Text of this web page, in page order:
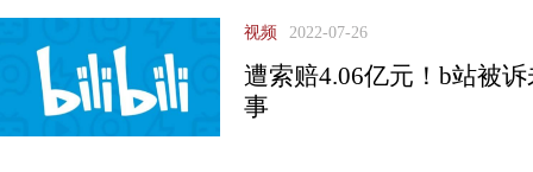
视频 2022-07-26
遭索赔4.06亿元！b站被
事